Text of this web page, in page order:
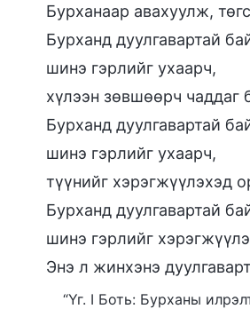
Бурханаар авахуулж,
Бурханд дуулгавартай
шинэ гэрлийг ухаарч,
хүлээн зөвшөөрч чаддаг
Бурханд дуулгавартай
шинэ гэрлийг ухаарч,
түүнийг хэрэгжүүлэхэд
Бурханд дуулгавартай
шинэ гэрлийг
Энэ л жинхэнэ
“Үг. I Боть: Бурханы